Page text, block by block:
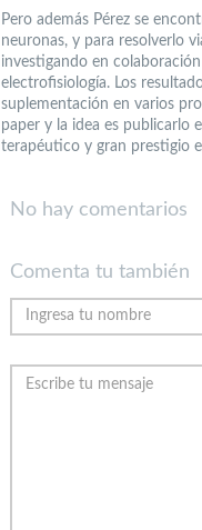
Pero además Pérez se
neuronas, y para resolverlo
investigando en
electrofisiología. Los
suplementación en varios
paper y la idea es publicarlo
terapéutico y gran prestigio
No hay comentarios
Comenta tu también